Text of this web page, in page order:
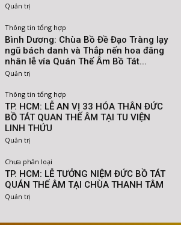
Quản trị
Thông tin tổng hợp
Bình Dương: Chùa Bồ Đề Đạo Tràng lạy
ngũ bách danh và Thắp nến hoa đăng
nhân lễ vía Quán Thế Âm Bồ Tát...
Quản trị
Thông tin tổng hợp
TP. HCM: LỄ AN VỊ 33 HÓA THÂN ĐỨC
BỒ TÁT QUAN THẾ ÂM TẠI TU VIỆN
LINH THỨU
Quản trị
Chưa phân loại
TP. HCM: LỄ TƯỞNG NIỆM ĐỨC BỒ TÁT
QUÁN THẾ ÂM TẠI CHÙA THANH TÂM
Quản trị